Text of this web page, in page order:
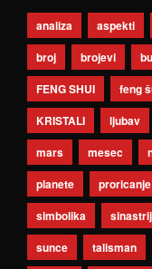
analiza aspekti
broj
brojevi
FENG SHUI
feng
KRISTALI
ljubav
mars
mesec
planete
proricanje
simbolika
sunce
talisman